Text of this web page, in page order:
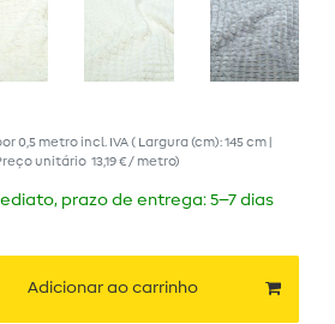
0,5 metroincl. IVA( Largura (cm): 145 cm |
unitário 13,19 € / metro)
prazo de entrega: 5–7 dias
Adicionar ao carrinho